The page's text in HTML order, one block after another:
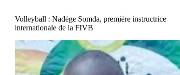
Volleyball : Nadège Somda, première instructrice
internationale de la FIVB